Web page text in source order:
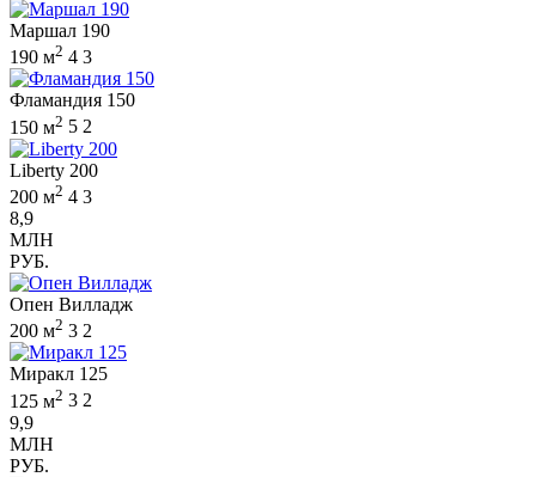
Маршал 190
190 м2 4 3
Фламандия 150
150 м2 5 2
Liberty 200
200 м2 4 3
8,9
МЛН
РУБ.
Опен Вилладж
200 м2 3 2
Миракл 125
125 м2 3 2
9,9
МЛН
РУБ.